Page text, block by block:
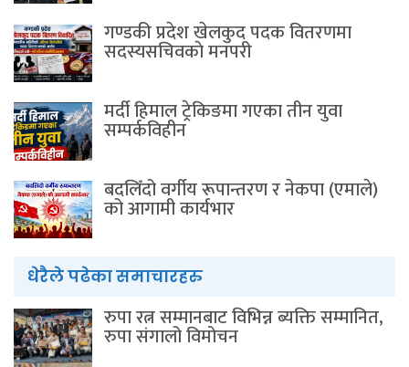
गण्डकी प्रदेश खेलकुद पदक वितरणमा
सदस्यसचिवकाे मनपरी
मर्दी हिमाल ट्रेकिङमा गएका तीन युवा
सम्पर्कविहीन
बदलिँदो वर्गीय रूपान्तरण र नेकपा (एमाले)
को आगामी कार्यभार
धेरैले पढेका समाचारहरु
रुपा रत्न सम्मानबाट विभिन्न ब्यक्ति सम्मानित,
रुपा संगालो विमोचन